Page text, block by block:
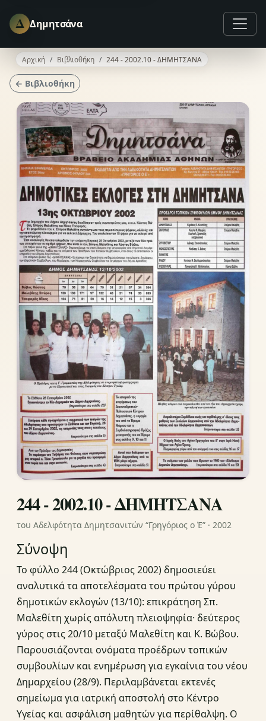
Δ Δημητσάνα
Αρχική Βιβλιοθήκη 244 - 2002.10 - ΔΗΜΗΤΣΑΝΑ
← Βιβλιοθήκη
244 - 2002.10 - ΔΗΜΗΤΣΑΝΑ
του Αδελφότητα Δημητσανιτών “Γρηγόριος ο Έ” · 2002
Σύνοψη
Το φύλλο 244 (Οκτώβριος 2002) δημοσιεύει
αναλυτικά τα αποτελέσματα του πρώτου γύρου
δημοτικών εκλογών (13/10): επικράτηση Σπ.
Μαλεθίτη χωρίς απόλυτη πλειοψηφία· δεύτερος
γύρος στις 20/10 μεταξύ Μαλεθίτη και Κ. Βώβου.
Παρουσιάζονται ονόματα προέδρων τοπικών
συμβουλίων και ενημέρωση για εγκαίνια του νέου
Δημαρχείου (28/9). Περιλαμβάνεται εκτενές
σημείωμα για ιατρική αποστολή στο Κέντρο
Υγείας και ασφάλιση μαθητών για περίθαλψη. Ο